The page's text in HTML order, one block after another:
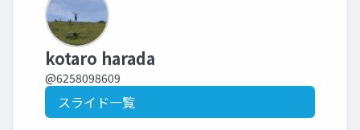
kotaro harada
@6258098609
スライド一覧